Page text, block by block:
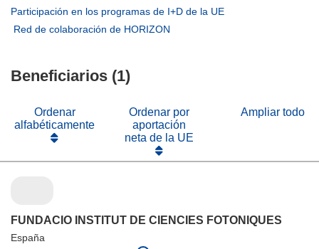
en
nueva
abrirá
en
ventana)
Participación en los programas de I+D de la UE
Red de colaboración de HORIZON
Beneficiarios (1)
Ordenar
alfabéticamente
Ordenar por
aportación
neta de la UE
Ampliar todo
FUNDACIO INSTITUT DE CIENCIES FOTONIQUES
España